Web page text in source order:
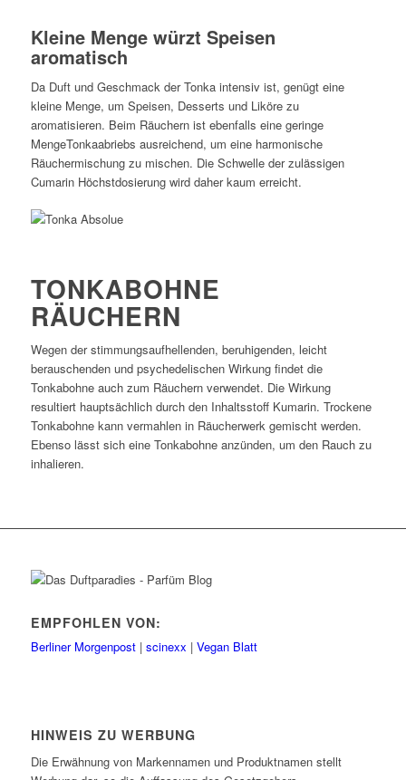
Kleine Menge würzt Speisen
aromatisch
Da Duft und Geschmack der Tonka intensiv ist, genügt eine
kleine Menge, um Speisen, Desserts und Liköre zu
aromatisieren. Beim Räuchern ist ebenfalls eine geringe
MengeTonkaabriebs ausreichend, um eine harmonische
Räuchermischung zu mischen. Die Schwelle der zulässigen
Cumarin Höchstdosierung wird daher kaum erreicht.
TONKABOHNE
RÄUCHERN
Wegen der stimmungsaufhellenden, beruhigenden, leicht
berauschenden und psychedelischen Wirkung findet die
Tonkabohne auch zum Räuchern verwendet. Die Wirkung
resultiert hauptsächlich durch den Inhaltsstoff Kumarin. Trockene
Tonkabohne kann vermahlen in Räucherwerk gemischt werden.
Ebenso lässt sich eine Tonkabohne anzünden, um den Rauch zu
inhalieren.
EMPFOHLEN VON:
Berliner Morgenpost | scinexx | Vegan Blatt
HINWEIS ZU WERBUNG
Die Erwähnung von Markennamen und Produktnamen stellt